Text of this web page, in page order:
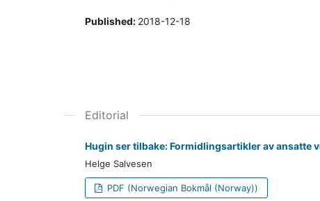
Published: 2018-12-18
Editorial
Hugin ser tilbake: Formidlingsartikler av ansatte
Helge Salvesen
PDF (Norwegian Bokmål (Norway))